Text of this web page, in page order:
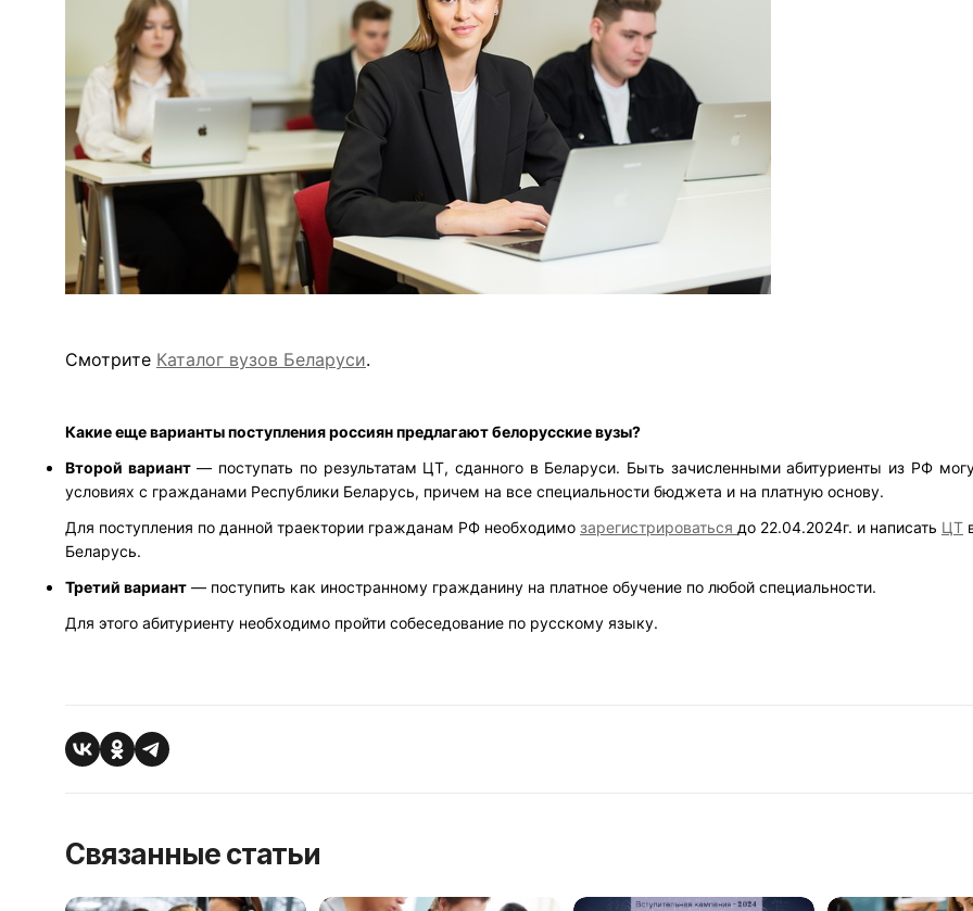
Смотрите Каталог вузов Беларуси.
Какие еще варианты поступления россиян предлагают белорусские вузы?
Второй вариант— поступать по результатам ЦТ, сданного в Беларуси. Быть зачисленными абитуриенты из РФ
условиях с гражданами Республики Беларусь, причем на все специальности бюджета и на платную основу.
Для поступления по данной траектории гражданам РФ необходимо зарегистрироваться до 22.04.2024г. и написать ЦТ
Беларусь.
Третий вариант — поступить как иностранному гражданину на платное обучение по любой специальности.
Для этого абитуриенту необходимо пройти собеседование по русскому языку.
Связанные статьи